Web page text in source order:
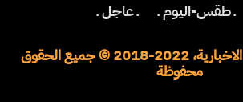
ـ طقس-اليوم ـ ـ عاجل ـ
وكالة مدار الساعة الاخبارية، 2022-2018 © جميع الحقوق
محفوظة